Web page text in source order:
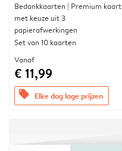
Bedankkaarten | Premium kaart
met keuze uit 3
papierafwerkingen
Set van 10 kaarten
Vanaf
€ 11,99
offers Elke dag lage prijzen